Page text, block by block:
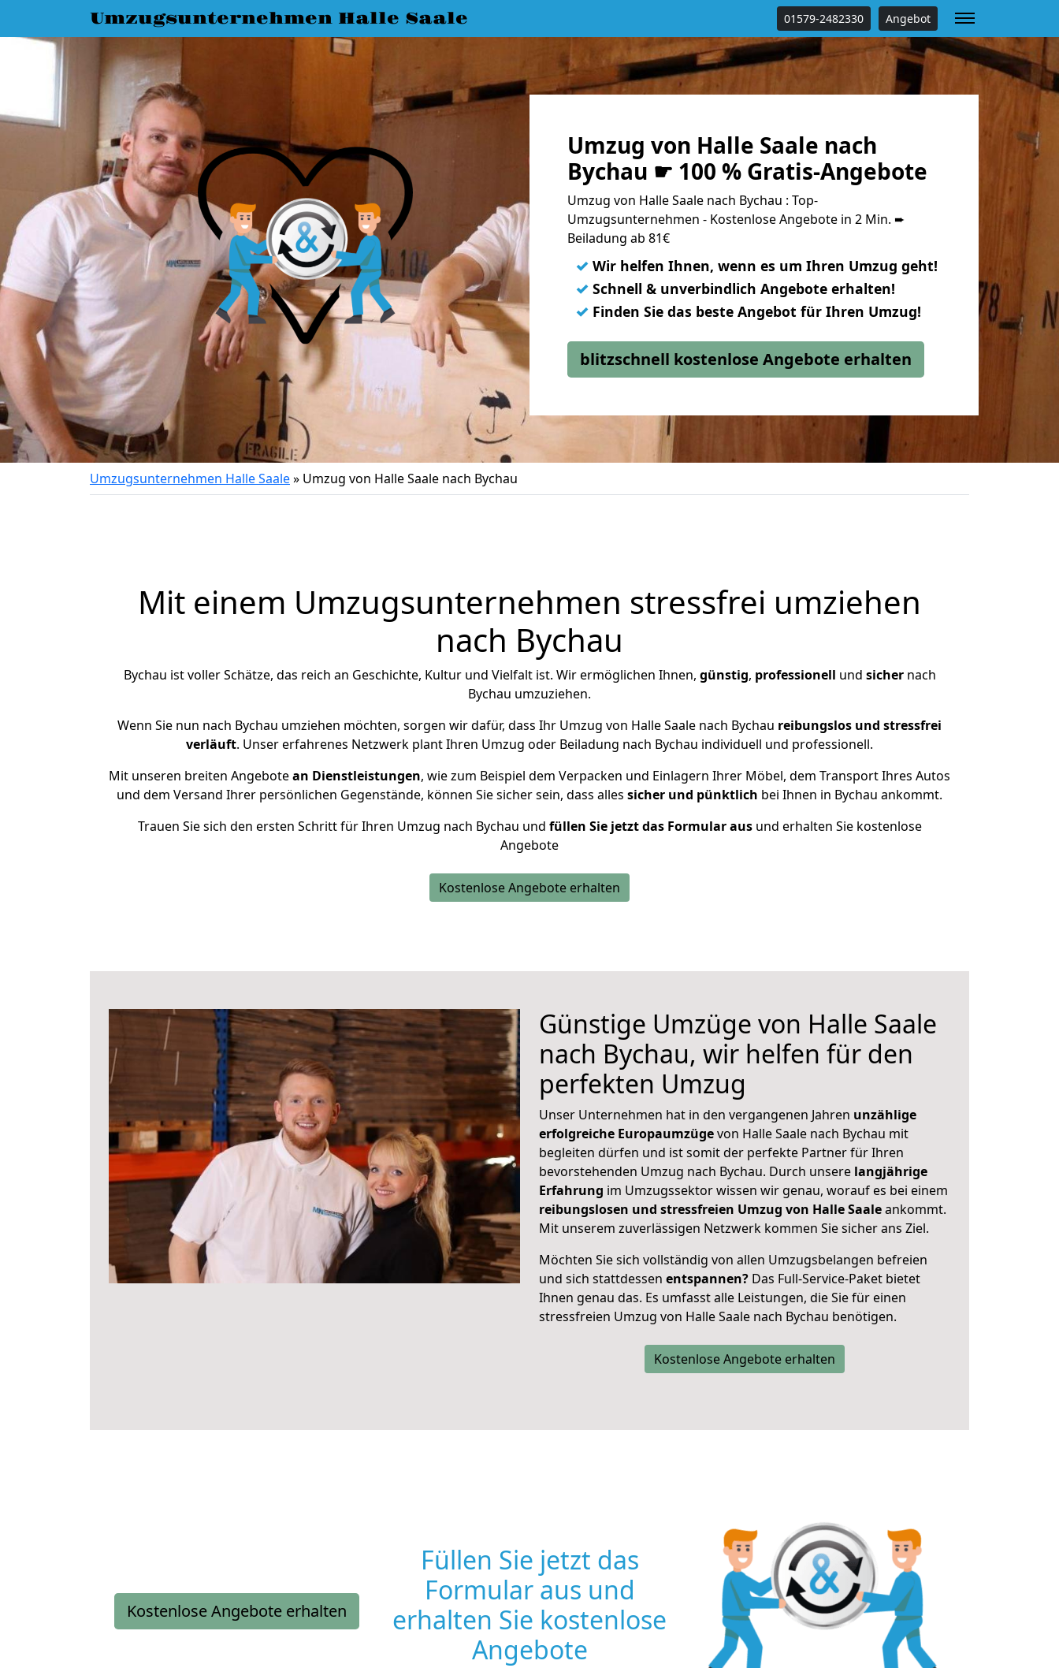
Umzugsunternehmen Halle Saale 01579-2482330 Angebot
Umzug von Halle Saale nach
Bychau ☛ 100 % Gratis-Angebote
Umzug von Halle Saale nach Bychau : Top-
Umzugsunternehmen - Kostenlose Angebote in 2 Min. ➨
Beiladung ab 81€
✓ Wir helfen Ihnen, wenn es um Ihren Umzug geht!
✓ Schnell & unverbindlich Angebote erhalten!
✓ Finden Sie das beste Angebot für Ihren Umzug!
blitzschnell kostenlose Angebote erhalten
Umzugsunternehmen Halle Saale» Umzug von Halle Saale nach Bychau
Mit einem Umzugsunternehmen stressfrei umziehen
nach Bychau
Bychau ist voller Schätze, das reich an Geschichte, Kultur und Vielfalt ist. Wir ermöglichen Ihnen, günstig, professionell und sichernach
Bychau umzuziehen.
Wenn Sie nun nach Bychau umziehen möchten, sorgen wir dafür, dass Ihr Umzug von Halle Saale nach Bychau reibungslos und stressfrei
verläuft. Unser erfahrenes Netzwerk plant Ihren Umzug oder Beiladung nach Bychau individuell und professionell.
Mit unseren breiten Angebotean Dienstleistungen, wie zum Beispiel dem Verpacken und Einlagern Ihrer Möbel, dem Transport Ihres Autos
und dem Versand Ihrer persönlichen Gegenstände, können Sie sicher sein, dass alles sicher und pünktlich bei Ihnen in Bychau ankommt.
Trauen Sie sich den ersten Schritt für Ihren Umzug nach Bychau und füllen Sie jetzt das Formular ausund erhalten Sie kostenlose
Angebote
Kostenlose Angebote erhalten
Günstige Umzüge von Halle Saale
nach Bychau, wir helfen für den
perfekten Umzug
Unser Unternehmen hat in den vergangenen Jahren unzählige
erfolgreiche Europaumzügevon Halle Saale nach Bychau mit
begleiten dürfen und ist somit der perfekte Partner für Ihren
bevorstehenden Umzug nach Bychau. Durch unsere langjährige
Erfahrung im Umzugssektor wissen wir genau, worauf es bei einem
reibungslosen und stressfreien Umzug von Halle Saaleankommt.
Mit unserem zuverlässigen Netzwerk kommen Sie sicher ans Ziel.
Möchten Sie sich vollständig von allen Umzugsbelangen befreien
und sich stattdessen entspannen? Das Full-Service-Paket bietet
Ihnen genau das. Es umfasst alle Leistungen, die Sie für einen
stressfreien Umzug von Halle Saale nach Bychau benötigen.
Kostenlose Angebote erhalten
Kostenlose Angebote erhalten
Füllen Sie jetzt das
Formular aus und
erhalten Sie kostenlose
Angebote